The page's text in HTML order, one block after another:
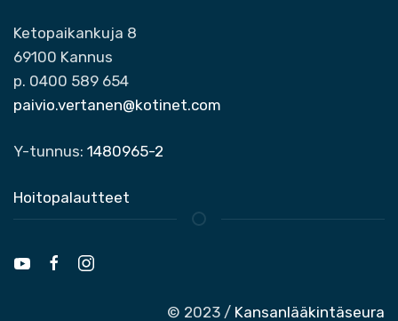
Ketopaikankuja 8
69100 Kannus
p. 0400 589 654
paivio.vertanen@kotinet.com
Y-tunnus: 1480965-2
Hoitopalautteet
© 2023 / Kansanlääkintäseura